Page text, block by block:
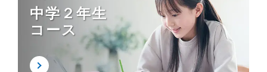
中学２年生
コース